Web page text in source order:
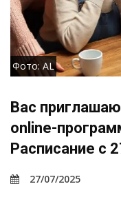
Фото: AL
Вас
online-
Расписание с
27/07/2025